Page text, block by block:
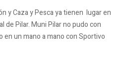
y Caza y Pesca ya tienen lugar en
de Pilar. Muni Pilar no pudo con
un mano a mano con Sportivo